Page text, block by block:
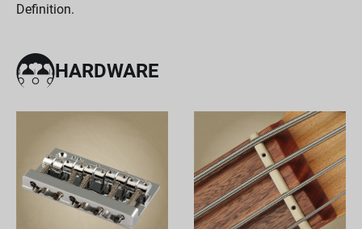
Definition.
HARDWARE